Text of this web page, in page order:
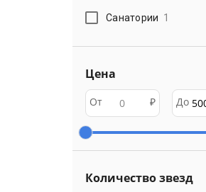
Санатории 1
Цена
От ₽ До
Количество звезд